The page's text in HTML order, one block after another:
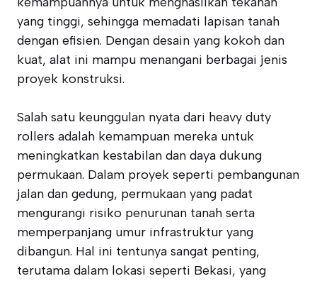
yang tinggi, sehingga memadati lapisan tanah
dengan efisien. Dengan desain yang kokoh dan
kuat, alat ini mampu menangani berbagai jenis
proyek konstruksi.
Salah satu keunggulan nyata dari heavy duty
rollers adalah kemampuan mereka untuk
meningkatkan kestabilan dan daya dukung
permukaan. Dalam proyek seperti pembangunan
jalan dan gedung, permukaan yang padat
mengurangi risiko penurunan tanah serta
memperpanjang umur infrastruktur yang
dibangun. Hal ini tentunya sangat penting,
terutama dalam lokasi seperti Bekasi, yang